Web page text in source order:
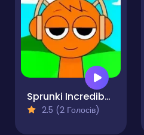
Sprunki Incredibox Horror
2.5 (2 Голосів)